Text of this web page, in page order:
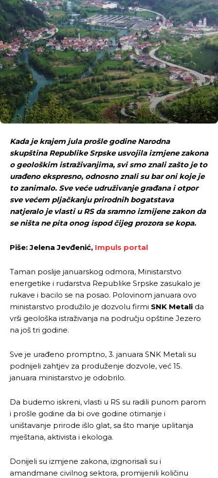
Kada je krajem jula prošle godine Narodna
skupština Republike Srpske usvojila izmjene zakona
o geološkim istraživanjima, svi smo znali zašto je to
urađeno ekspresno, odnosno znali su bar oni koje je
to zanimalo. Sve veće udruživanje građana i otpor
sve većem pljačkanju prirodnih bogatstava
natjeralo je vlasti u RS da sramno izmijene zakon da
se ništa ne pita onog ispod čijeg prozora se kopa.
Piše: Jelena Jevđenić, Impuls portal
Taman poslije januarskog odmora, Ministarstvo
energetike i rudarstva Republike Srpske zasukalo je
rukave i bacilo se na posao. Polovinom januara ovo
ministarstvo produžilo je dozvolu firmi SNK Metali da
vrši geološka istraživanja na području opštine Jezero
na još tri godine.
Sve je urađeno promptno, 3. januara SNK Metali su
podnijeli zahtjev za produženje dozvole, već 15.
januara ministarstvo je odobrilo.
Da budemo iskreni, vlasti u RS su radili punom parom
i prošle godine da bi ove godine otimanje i
uništavanje prirode išlo glat, sa što manje uplitanja
mještana, aktivista i ekologa.
Donijeli su izmjene zakona, izignorisali su i
amandmane civilnog sektora, promijenili količinu